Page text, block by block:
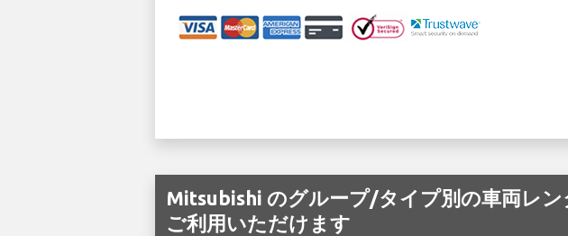
Mitsubishi のグループ/タイプ別の車両レ
ご利用いただけます